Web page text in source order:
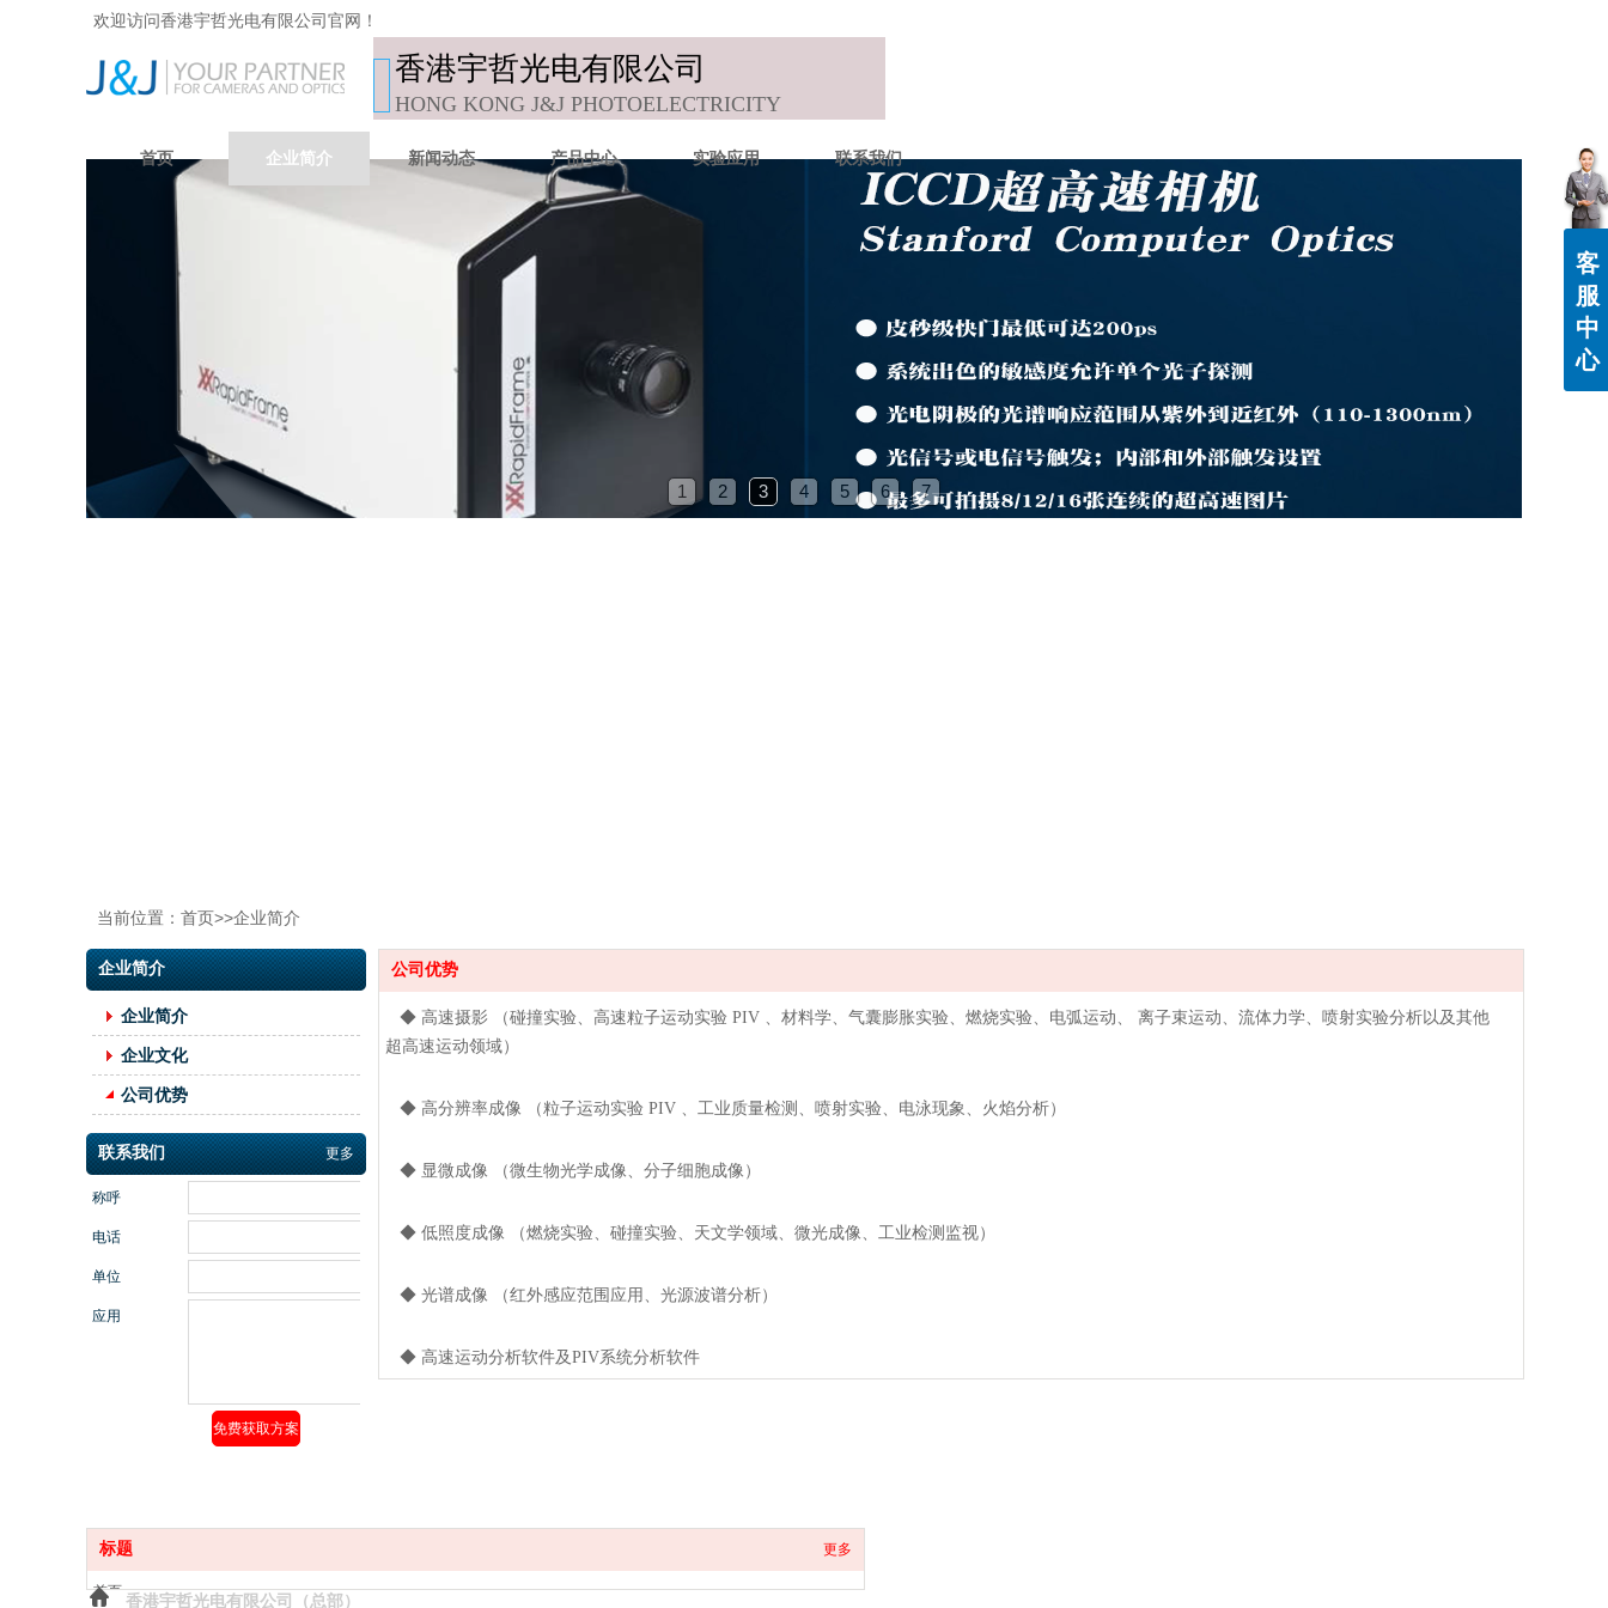
香港宇哲光电有限公司
HONG KONG J&J PHOTOELECTRICITY
欢迎访问香港宇哲光电有限公司官网！
首页 企业简介 新闻动态 产品中心 实验应用 联系我们
1 2 3 4 5 6 7
当前位置：首页>>企业简介
企业简介
企业简介
企业文化
公司优势
联系我们 更多
称呼
电话
单位
应用
公司优势
◆ 高速摄影 （碰撞实验、高速粒子运动实验 PIV 、材料学、气囊膨胀实验、燃烧实验、电弧运动、 离子束运动、流体力学、喷射实验分析以及其他
超高速运动领域）
◆ 高分辨率成像 （粒子运动实验 PIV 、工业质量检测、喷射实验、电泳现象、火焰分析）
◆ 显微成像 （微生物光学成像、分子细胞成像）
◆ 低照度成像 （燃烧实验、碰撞实验、天文学领域、微光成像、工业检测监视）
◆ 光谱成像 （红外感应范围应用、光源波谱分析）
◆ 高速运动分析软件及PIV系统分析软件
标题 更多
首页
香港宇哲光电有限公司（总部）
客
服
中
心